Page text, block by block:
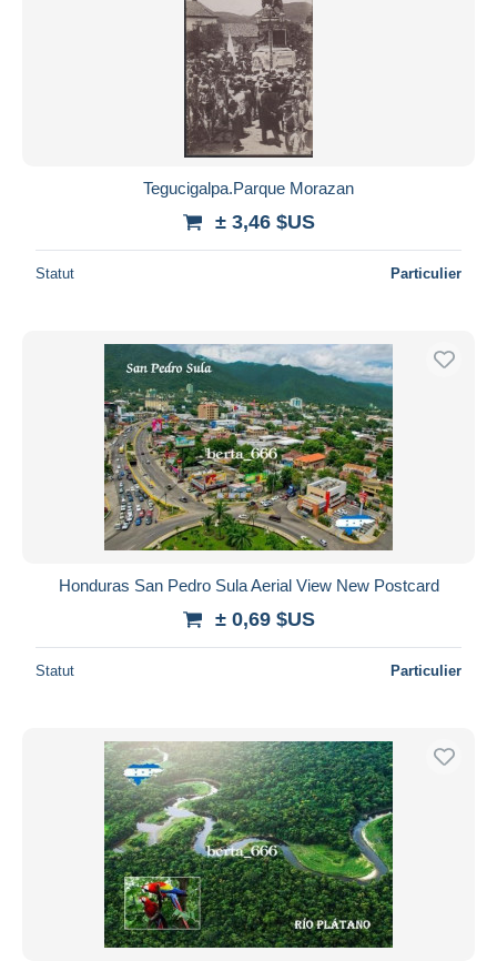
Tegucigalpa.Parque Morazan
± 3,46 $US
Statut Particulier
Honduras San Pedro Sula Aerial View New Postcard
± 0,69 $US
Statut Particulier